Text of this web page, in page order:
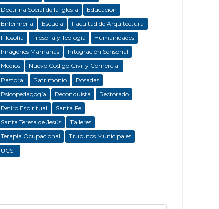
Doctrina Social de la Iglesia
Educación
Enfermeria
Escuela
Facultad de Arquitectura
Filosofía
Filosofía y Teología
Humanidades
Imágenes Mamarias
Integración Sensorial
Medios
Nuevo Código Civil y Comercial
Pastoral
Patrimonio
Posadas
Psicopedagogía
Reconquista
Rectorado
Retiro Espiritual
Santa Fe
Santa Teresa de Jesús
Talleres
Terapia Ocupacional
Trubutos Municipales
UCSF